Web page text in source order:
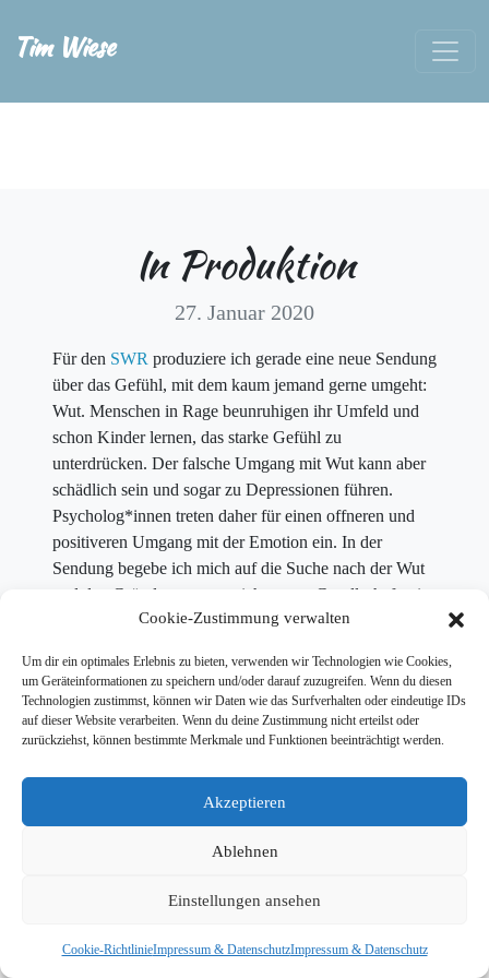
Cookie-Zustimmung verwalten
Um dir ein optimales Erlebnis zu bieten, verwenden wir Technologien wie Cookies,
um Geräteinformationen zu speichern und/oder darauf zuzugreifen. Wenn du diesen
Technologien zustimmst, können wir Daten wie das Surfverhalten oder eindeutige IDs
auf dieser Website verarbeiten. Wenn du deine Zustimmung nicht erteilst oder
zurückziehst, können bestimmte Merkmale und Funktionen beeinträchtigt werden.
Akzeptieren
Ablehnen
Einstellungen ansehen
Cookie-RichtlinieImpressum & DatenschutzImpressum & Datenschutz
Tim Wiese
In Produktion
27. Januar 2020
Für den SWR produziere ich gerade eine neue Sendung
über das Gefühl, mit dem kaum jemand gerne umgeht:
Wut. Menschen in Rage beunruhigen ihr Umfeld und
schon Kinder lernen, das starke Gefühl zu
unterdrücken. Der falsche Umgang mit Wut kann aber
schädlich sein und sogar zu Depressionen führen.
Psycholog*innen treten daher für einen offneren und
positiveren Umgang mit der Emotion ein. In der
Sendung begebe ich mich auf die Suche nach der Wut
und den Gründen, warum sich unsere Gesellschaft mit
diesem wichtigen Gefühl so schwertut.
Sendetermin ist der 20. Februar.
Kontakt|Impressum & Datenschutz